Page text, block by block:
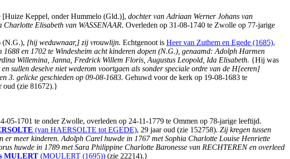
[Huize Keppel, onder Hummelo (Gld.)], dochter van Adriaan Werner Johans van
Elisabeth van WASSENAAR. Overleden op 31-08-1740 te Zwolle op 77-jarige
(N.G.), [hij weduwnaar,] zij vrouwlijn. Echtgenoot is Heer van Zuthem en Egede (1685),
1688 en 1702 te Windesheim acht kinderen dopen (N.G.), genaamd: Adolph Harmen
Willemina, Janna, Fredrick Willem Floris, Augustus Leopold, Ida Elisabeth. {Hij was
sullen deselve niet wederom voortgaen als sonder speciale ordre van de H[eeren]
3. gelicke geschieden op 09-08-1683. Gehuwd voor de kerk op 19-08-1683 te
oud (zie 81672).}
1701 te onder Zwolle, overleden op 24-11-1779 te Ommen op 78-jarige leeftijd.
(van HAERSOLTE tot EGEDE), 29 jaar oud (zie 152758). Zij kregen tussen
meer kinderen. Adolph Carel huwde in 1767 met Sophia Charlotte Louise Henriette
huwde in 1789 met Sara Philippine Charlotte Baronesse van RECHTEREN en overleed
MULERT (MOULERT (1695)) (zie 22214).}